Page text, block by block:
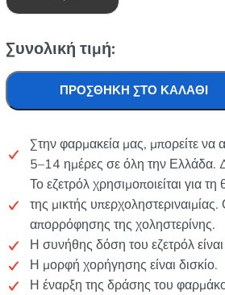
Συνολική τιμή:
ΠΡΟΣΘΉΚΗ ΣΤΟ ΚΑΛΆΘΙ
Στην φαρμακεία μας, μπορείτε
5–14 ημέρες σε όλη την Ελλάδα.
Το εζετρόλ χρησιμοποιείται για
της μικτής
απορρόφησης της χοληστερίνης.
Η συνήθης δόση του εζετρόλ
Η μορφή χορήγησης είναι δισκίο.
Η έναρξη της δράσης του